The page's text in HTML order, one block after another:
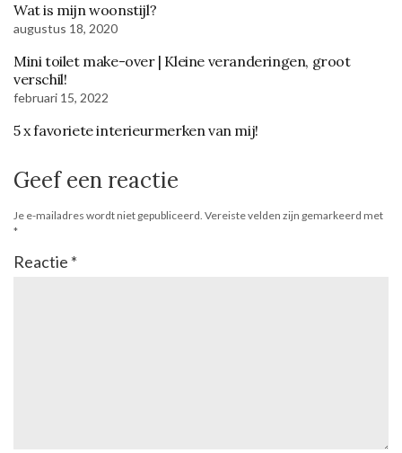
Wat is mijn woonstijl?
augustus 18, 2020
Mini toilet make-over | Kleine veranderingen, groot
verschil!
februari 15, 2022
5 x favoriete interieurmerken van mij!
Geef een reactie
Je e-mailadres wordt niet gepubliceerd. Vereiste velden zijn gemarkeerd met
*
Reactie *